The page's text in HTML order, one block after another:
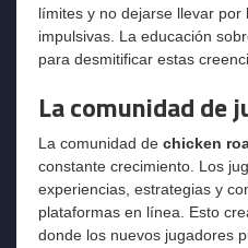
límites y no dejarse llevar
impulsivas. La educación
para desmitificar estas
La comunidad de
La comunidad de chicken
constante crecimiento. Los
experiencias, estrategias y
plataformas en línea. Esto
donde los nuevos jugadores